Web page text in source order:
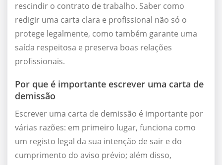
rescindir o contrato de trabalho. Saber como
redigir uma carta clara e profissional não só o
protege legalmente, como também garante uma
saída respeitosa e preserva boas relações
profissionais.
Por que é importante escrever uma carta de
demissão
Escrever uma carta de demissão é importante por
várias razões: em primeiro lugar, funciona como
um registo legal da sua intenção de sair e do
cumprimento do aviso prévio; além disso,